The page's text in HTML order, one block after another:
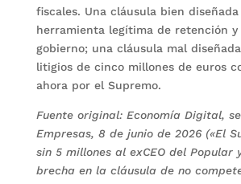
fiscales. Una cláusula bien diseñada
herramienta legítima de retención y
gobierno; una cláusula mal
litigios de cinco millones de euros
ahora por el Supremo.
Fuente original: Economía Digital,
Empresas, 8 de junio de 2026 («El
sin 5 millones al exCEO del Popular
brecha en la cláusula de no